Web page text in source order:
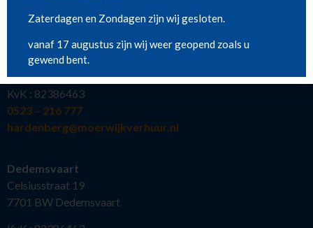
Kollergang 15
7773 NG Hardenberg
KvK : 82386463
0523 – 216 777
hardenberg@moerwijkverhuur.nl
Dedemsvaart
Celsiusstraat 19
7701 BW Dedemsvaart
Zaterdagen en Zondagen zijn wij gesloten.
vanaf 17 augustus zijn wij weer geopend zoals u
gewend bent.